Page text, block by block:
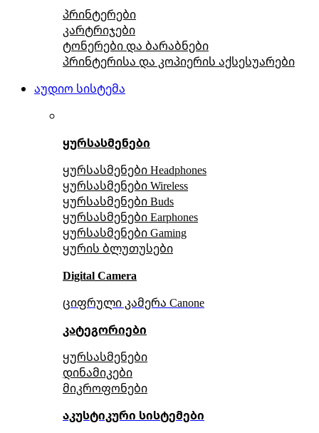
პრინტერები
კარტრიჯები
ტონერები და ბარაბნები
პრინტერისა და კოპიერის აქსესუარები
აუდიო სისტემა
ყურსასმენები
ყურსასმენები Headphones
ყურსასმენები Wireless
ყურსასმენები Buds
ყურსასმენები Earphones
ყურსასმენები Gaming
ყურის ბლუთუსები
Digital Camera
ციფრული კამერა Сanone
კატეგორიები
ყურსასმენები
დინამიკები
მიკროფონები
აკუსტიკური სისტემები